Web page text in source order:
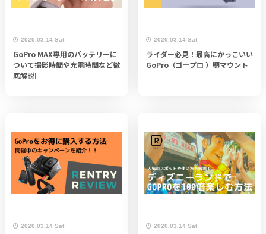
2020.03.14 Sat
GoPro MAX専用のバッテリーに
ついて撮影時間や充電時間など徹
底解説!
2020.03.14 Sat
ライダー必見！最高にかっこいい
GoPro（ゴープロ ）顎マウント
2020.03.14 Sat 2020.03.14 Sat